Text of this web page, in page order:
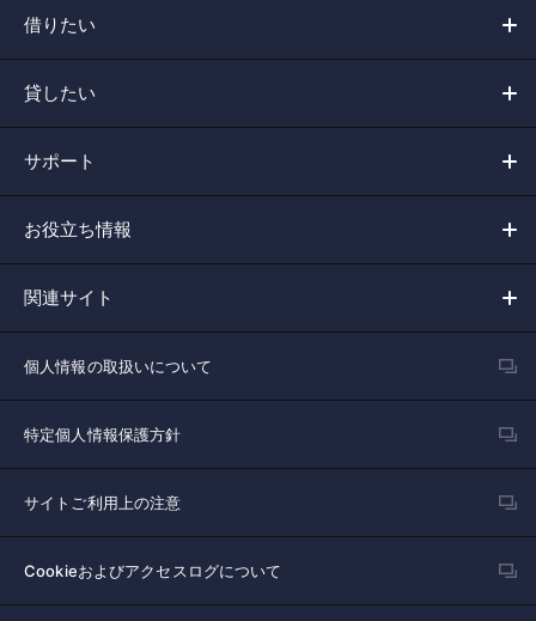
借りたい
貸したい
サポート
お役立ち情報
関連サイト
個人情報の取扱いについて
特定個人情報保護方針
サイトご利用上の注意
Cookieおよびアクセスログについて